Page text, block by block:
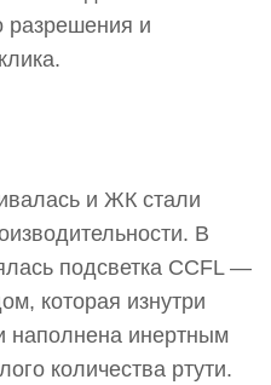
разрешения и
и ЖК стали
В
подсветка CCFL —
которая изнутри
инертным
количества ртути.